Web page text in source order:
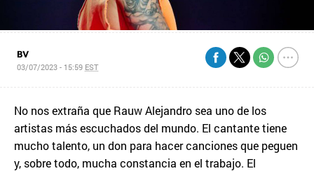
BV
03/07/2023 - 15:59 EST
No nos extraña que Rauw Alejandro sea uno de los
artistas más escuchados del mundo. El cantante tiene
mucho talento, un don para hacer canciones que peguen
y, sobre todo, mucha constancia en el trabajo. El